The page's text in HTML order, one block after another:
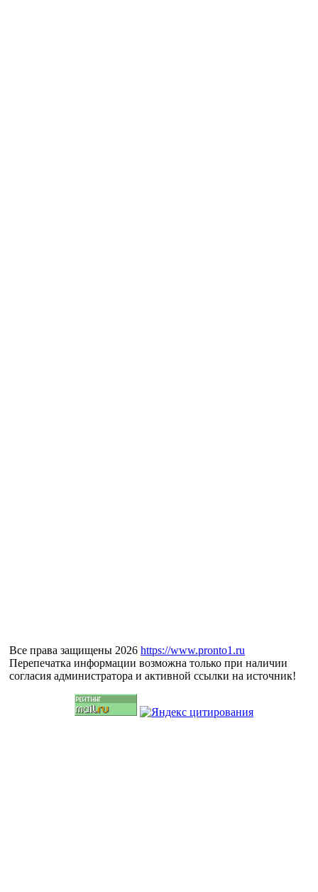
Все права защищены 2026 https://www.pronto1.ru
Перепечатка информации возможна только при наличии
согласия администратора и активной ссылки на источник!